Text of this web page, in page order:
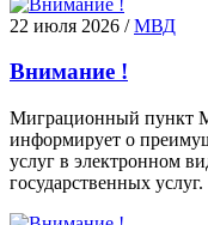
22 июля 2026 /МВД
Внимание !
Миграционный пункт
информирует о
услуг в электронном
государственных услуг.